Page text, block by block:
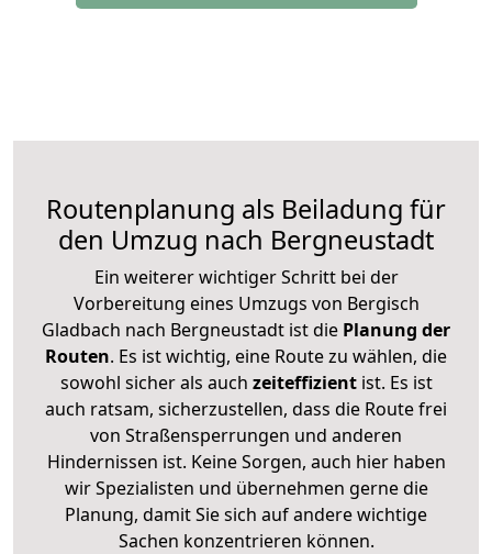
Routenplanung als Beiladung für
den Umzug nach Bergneustadt
Ein weiterer wichtiger Schritt bei der
Vorbereitung eines Umzugs von Bergisch
Gladbach nach Bergneustadt ist die Planung der
Routen. Es ist wichtig, eine Route zu wählen, die
sowohl sicher als auch zeiteffizientist. Es ist
auch ratsam, sicherzustellen, dass die Route frei
von Straßensperrungen und anderen
Hindernissen ist. Keine Sorgen, auch hier haben
wir Spezialisten und übernehmen gerne die
Planung, damit Sie sich auf andere wichtige
Sachen konzentrieren können.